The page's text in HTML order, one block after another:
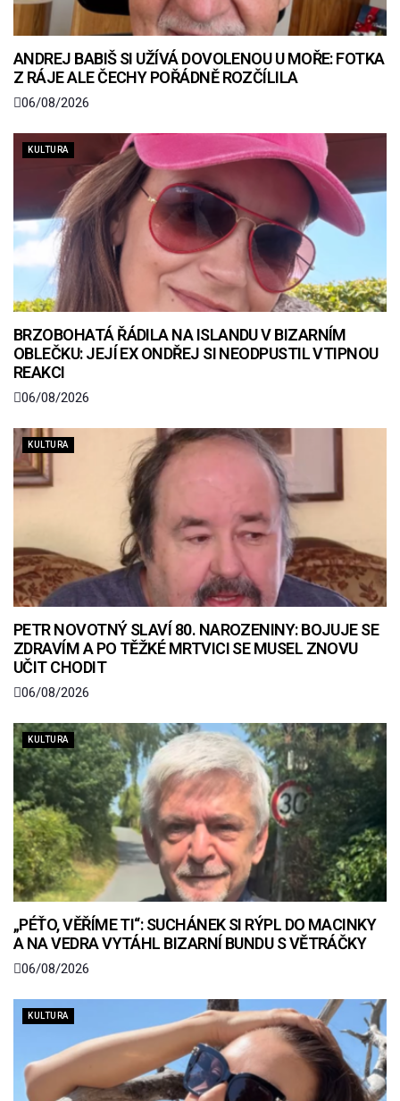
ANDREJ BABIŠ SI UŽÍVÁ DOVOLENOU U MOŘE: FOTKA
Z RÁJE ALE ČECHY POŘÁDNĚ ROZČÍLILA
06/08/2026
KULTURA
BRZOBOHATÁ ŘÁDILA NA ISLANDU V BIZARNÍM
OBLEČKU: JEJÍ EX ONDŘEJ SI NEODPUSTIL VTIPNOU
REAKCI
06/08/2026
KULTURA
PETR NOVOTNÝ SLAVÍ 80. NAROZENINY: BOJUJE SE
ZDRAVÍM A PO TĚŽKÉ MRTVICI SE MUSEL ZNOVU
UČIT CHODIT
06/08/2026
KULTURA
„PÉŤO, VĚŘÍME TI“: SUCHÁNEK SI RÝPL DO MACINKY
A NA VEDRA VYTÁHL BIZARNÍ BUNDU S VĚTRÁČKY
06/08/2026
KULTURA